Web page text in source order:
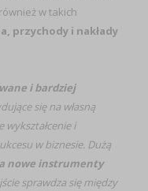
w takich
przychody i nakłady
i bardziej
się na własną
wykształcenie i
w biznesie. Dużą
nowe instrumenty
sprawdza się między